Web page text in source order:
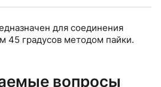
для соединения
45 градусов методом пайки.
вопросы